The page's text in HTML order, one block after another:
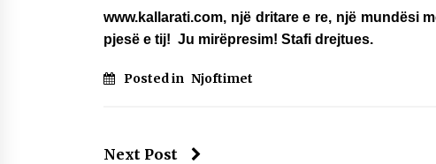
Mbi kockat e martirëve ngrihet
17/10/2025
22/09/2025
www.kallarati.com, një dritare e re, një mundësi
pjesë e tij! Ju mirëpresim! Stafi drejtues.
Posted in Njoftimet
Next Post